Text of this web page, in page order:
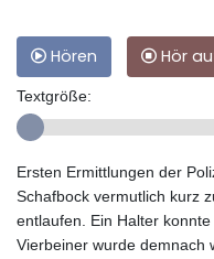
Hören Hör
Textgröße:
Ersten Ermittlungen der
Schafbock vermutlich kurz
entlaufen. Ein Halter
Vierbeiner wurde demnach